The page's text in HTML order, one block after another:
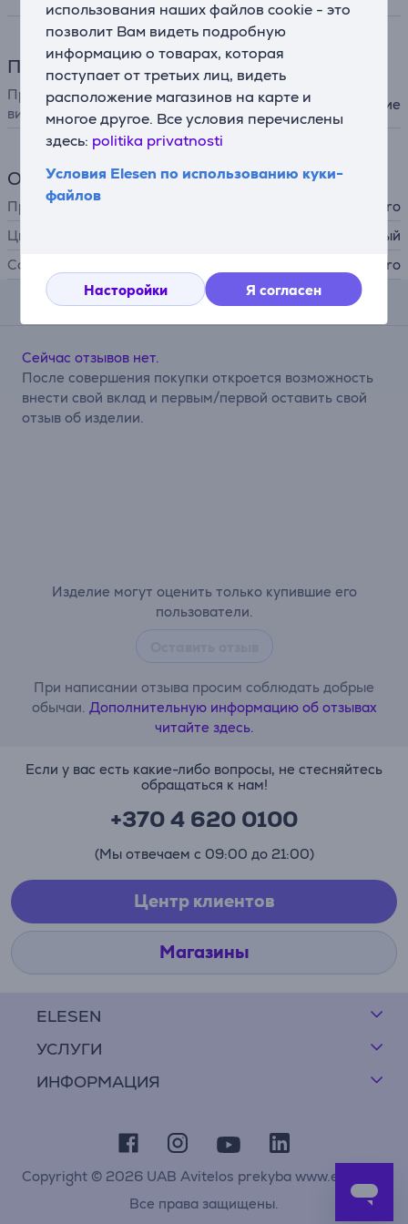
использования наших файлов cookie - это
позволит Вам видеть подробную
информацию о товарах, которая
поступает от третьих лиц, видеть
расположение магазинов на карте и
многое другое. Все условия перечислены
здесь: politika privatnosti
Условия Elesen по использованию куки-
файлов
Насторойки Я согласен
Принадлежности
Принадлежности для фото и
видео
крепление
Общий параметр
Производитель
GoPro
Цвет
черный
Совместимость
с GoPro
Комментарии
Изделие могут оценить только купившие его
пользователи.
При написании отзыва просим соблюдать добрые
обычаи. Дополнительную информацию об отзывах
читайте здесь.
Сейчас отзывов нет.
После совершения покупки откроется возможность
внести свой вклад и первым/первой оставить свой
отзыв об изделии.
ELESEN
УСЛУГИ
ИНФОРМАЦИЯ
Если у вас есть какие-либо вопросы, не стесняйтесь
обращаться к нам!
+370 4 620 0100
(Мы отвечаем с 09:00 до 21:00)
Центр клиентов
Магазины
Copyright © 2026 UAB Avitelos prekyba www.elesen.lt
Все права защищены.